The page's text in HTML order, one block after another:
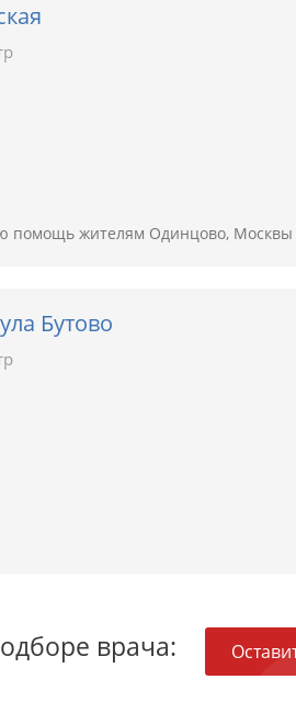
помощь жителям Одинцово, Москвы
Бутово
врача: